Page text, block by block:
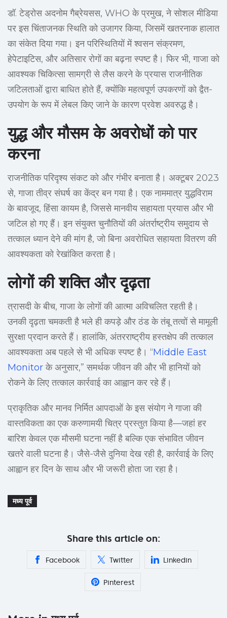
डॉ. टेड्रोस अदनोम गैब्रेयसस, WHO के प्रमुख, ने सोशल मीडिया
पर इस चिंताजनक स्थिति को उजागर किया, जिसमें खतरनाक हालात
का संकेत दिया गया। इन परिस्थितियों में श्वसन संक्रमण,
हेपेटाइटिस, और अतिसार रोगों का बढ़ना स्पष्ट है। फिर भी, गाजा को
आवश्यक चिकित्सा सामग्री से लैस करने के प्रयास राजनीतिक
जटिलताओं द्वारा बाधित होते हैं, क्योंकि महत्वपूर्ण उपकरणों को द्वैत-
उपयोग के रूप में लेबल किए जाने के कारण प्रवेश अवरुद्ध है।
युद्ध और मौसम के अवरोधों को पार
करना
राजनीतिक परिदृश्य संकट को और गंभीर बनाता है। अक्टूबर 2023
से, गाजा तीव्र संघर्ष का केंद्र बन गया है। एक नाममात्र युद्धविराम
के बावजूद, हिंसा कायम है, जिससे मानवीय सहायता प्रयास और भी
जटिल हो गए हैं। इन संयुक्त चुनौतियों की अंतर्राष्ट्रीय समुदाय से
तत्काल ध्यान देने की मांग है, जो बिना अवरोधित सहायता वितरण की
आवश्यकता को रेखांकित करता है।
लोगों की शक्ति और दृढ़ता
त्रासदी के बीच, गाजा के लोगों की आत्मा अविचलित रहती है।
उनकी दृढ़ता चमकती है भले ही कपड़े और ठंड के तंबू तत्वों से मामूली
सुरक्षा प्रदान करते हैं। हालांकि, अंतरराष्ट्रीय हस्तक्षेप की तत्काल
आवश्यकता अब पहले से भी अधिक स्पष्ट है। “Middle East
Monitorके अनुसार,” समर्थक जीवन की और भी हानियों को
रोकने के लिए तत्काल कार्रवाई का आह्वान कर रहे हैं।
प्राकृतिक और मानव निर्मित आपदाओं के इस संयोग ने गाजा की
वास्तविकता का एक करुणामयी चित्र प्रस्तुत किया है—जहां हर
बारिश केवल एक मौसमी घटना नहीं है बल्कि एक संभावित जीवन
खतरे वाली घटना है। जैसे-जैसे दुनिया देख रही है, कार्रवाई के लिए
आह्वान हर दिन के साथ और भी जरूरी होता जा रहा है।
मध्य पूर्व
Share this article on:
Facebook Twitter Linkedin
Pinterest